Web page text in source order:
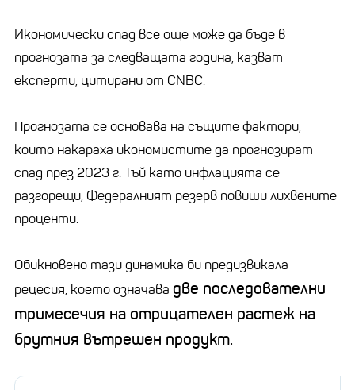
Икономически спад все още може да бъде в
прогнозата за следващата година, казват
експерти, цитирани от CNBC.
Прогнозата се основава на същите фактори,
които накараха икономистите да прогнозират
спад през 2023 г. Тъй като инфлацията се
разгорещи, Федералният резерв повиши лихвените
проценти.
Обикновено тази динамика би предизвикала
рецесия, което означава две последователни
тримесечия на отрицателен растеж на
брутния вътрешен продукт.